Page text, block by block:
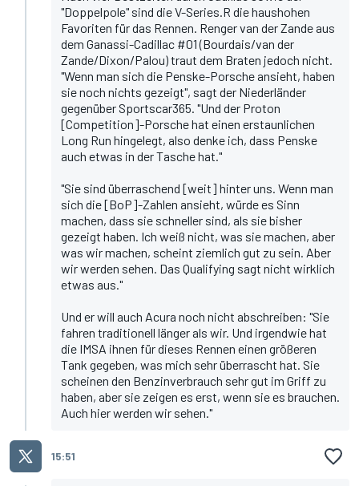
"Doppelpole" sind die V-Series.R die haushohen
Favoriten für das Rennen. Renger van der Zande aus
dem Ganassi-Cadillac #01 (Bourdais/van der
Zande/Dixon/Palou) traut dem Braten jedoch nicht.
"Wenn man sich die Penske-Porsche ansieht, haben
sie noch nichts gezeigt", sagt der Niederländer
gegenüber Sportscar365. "Und der Proton
[Competition]-Porsche hat einen erstaunlichen
Long Run hingelegt, also denke ich, dass Penske
auch etwas in der Tasche hat."
"Sie sind überraschend [weit] hinter uns. Wenn man
sich die [BoP]-Zahlen ansieht, würde es Sinn
machen, dass sie schneller sind, als sie bisher
gezeigt haben. Ich weiß nicht, was sie machen, aber
was wir machen, scheint ziemlich gut zu sein. Aber
wir werden sehen. Das Qualifying sagt nicht wirklich
etwas aus."
Und er will auch Acura noch nicht abschreiben: "Sie
fahren traditionell länger als wir. Und irgendwie hat
die IMSA ihnen für dieses Rennen einen größeren
Tank gegeben, was mich sehr überrascht hat. Sie
scheinen den Benzinverbrauch sehr gut im Griff zu
haben, aber sie zeigen es erst, wenn sie es brauchen.
Auch hier werden wir sehen."
15:51